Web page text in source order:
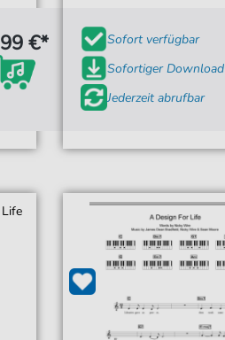
€*
Sofort verfügbar
Sofortiger Download
Jederzeit abrufbar